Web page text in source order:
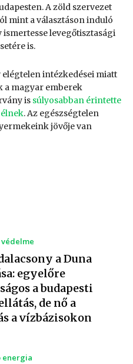
A zöld szervezet
mint a választáson induló
levegőtisztasági
is.
intézkedései miatt
a magyar emberek
is súlyosabban érintette
. Az egészségtelen
jövője van
a Duna
egyelőre
a budapesti
de nő a
a vízbázisokon
energia